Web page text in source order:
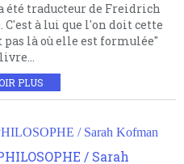
été traducteur de Freidrich
à lui que l'on doit cette
là où elle est formulée"
PLUS
/ Sarah Kofman